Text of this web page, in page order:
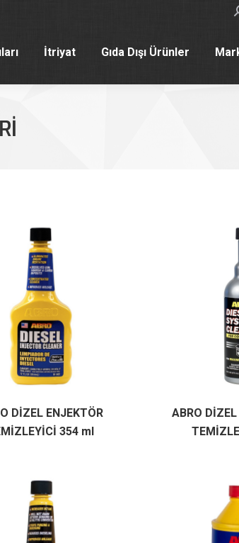
İtriyat Gıda Dışı Ürünler
DİZEL ENJEKTÖR
354 ml
ABRO